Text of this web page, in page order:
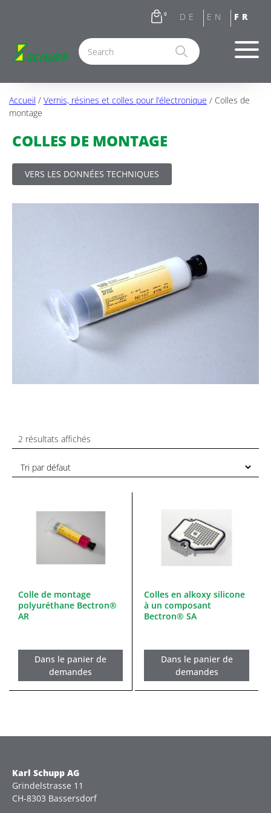
0
Accueil / Vernis, résines et colles pour l’électronique / Colles de
montage
COLLES DE MONTAGE
VERS LES DONNÉES TECHNIQUES
2 résultats affichés
Colle de montage
polyuréthane Bectron®
AR
Dans le panier de
demandes
Colles en alkoxy silicone
à un composant
Bectron® SA
Dans le panier de
demandes
Karl Schupp AG
Grindelstrasse 11
CH-8303 Bassersdorf